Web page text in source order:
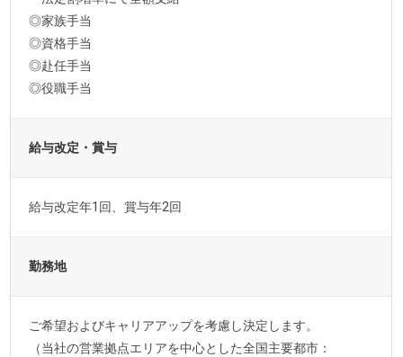
◎家族手当
◎資格手当
◎赴任手当
◎役職手当
給与改定・賞与
給与改定年1回、賞与年2回
勤務地
ご希望およびキャリアアップを考慮し決定します。
（当社の営業拠点エリアを中心とした全国主要都市：